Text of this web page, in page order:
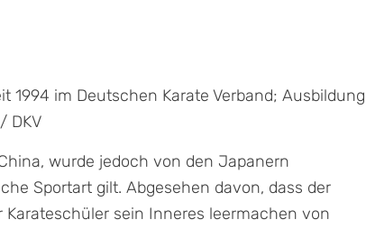
1994 im Deutschen Karate Verband; Ausbildung
DKV
wurde jedoch von den Japanern
Sportart gilt. Abgesehen davon, dass der
sein Inneres leermachen von